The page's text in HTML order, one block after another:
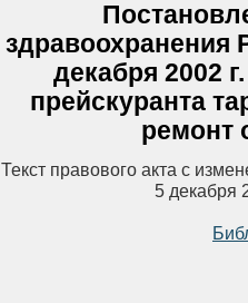
здравоохранения
декабря 2002
прейскуранта
ремонт
Текст правового акта с
5 декабря